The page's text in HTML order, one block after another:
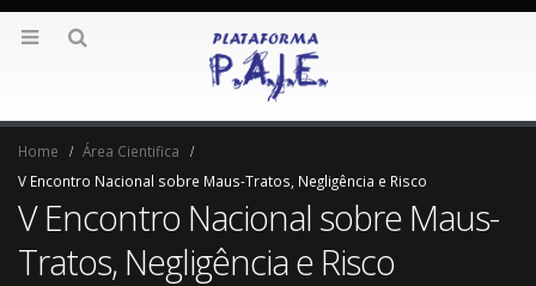
Home
Área Cientifica
V Encontro Nacional sobre Maus-Tratos, Negligência e Risco
V Encontro Nacional sobre Maus-
Tratos, Negligência e Risco